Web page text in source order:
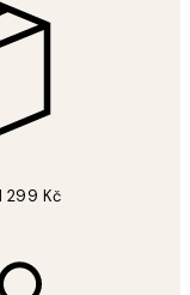
299 Kč